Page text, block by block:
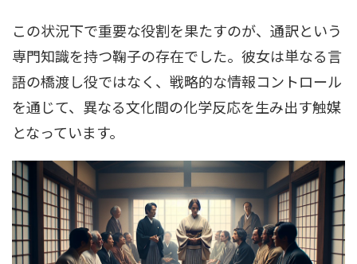
この状況下で重要な役割を果たすのが、通訳という
専門知識を持つ鞠子の存在でした。彼女は単なる言
語の橋渡し役ではなく、戦略的な情報コントロール
を通じて、異なる文化間の化学反応を生み出す触媒
となっています。